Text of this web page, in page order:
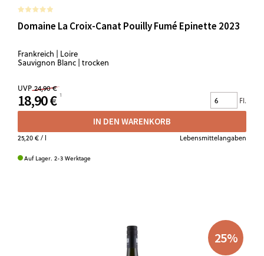
Domaine La Croix-Canat Pouilly Fumé Epinette 2023
Frankreich | Loire
Sauvignon Blanc | trocken
UVP 24,90 €
18,90 € Fl.
IN DEN WARENKORB
25,20 €/ l Lebensmittelangaben
Auf Lager. 2-3 Werktage
25%